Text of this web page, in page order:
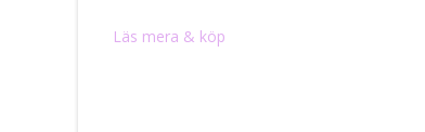
Läs mera & köp